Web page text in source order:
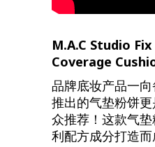
M.A.C Studio
Coverage
品牌底妆产品一
推出的气垫粉饼
众推荐！这款气
利配方成分打造